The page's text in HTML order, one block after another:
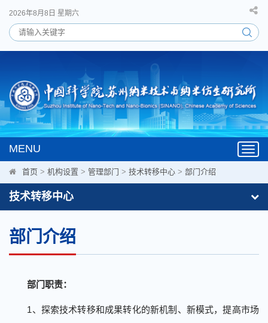
2026年8月8日 星期六
MENU
首页 > 机构设置 > 管理部门 > 技术转移中心 > 部门介绍
技术转移中心
部门介绍
部门职责：
1、探索技术转移和成果转化的新机制、新模式，提高市场